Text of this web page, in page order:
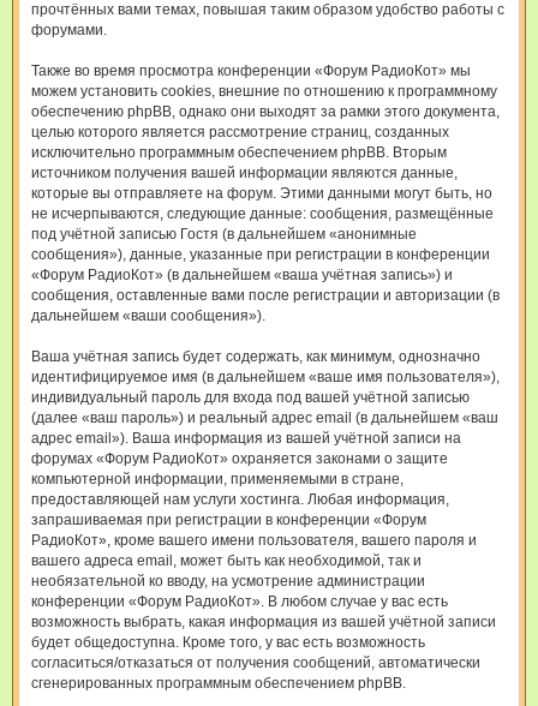
прочтённых вами темах, повышая таким образом удобство работы с
форумами.
Также во время просмотра конференции «Форум РадиоКот» мы
можем установить cookies, внешние по отношению к программному
обеспечению phpBB, однако они выходят за рамки этого документа,
целью которого является рассмотрение страниц, созданных
исключительно программным обеспечением phpBB. Вторым
источником получения вашей информации являются данные,
которые вы отправляете на форум. Этими данными могут быть, но
не исчерпываются, следующие данные: сообщения, размещённые
под учётной записью Гостя (в дальнейшем «анонимные
сообщения»), данные, указанные при регистрации в конференции
«Форум РадиоКот» (в дальнейшем «ваша учётная запись») и
сообщения, оставленные вами после регистрации и авторизации (в
дальнейшем «ваши сообщения»).
Ваша учётная запись будет содержать, как минимум, однозначно
идентифицируемое имя (в дальнейшем «ваше имя пользователя»),
индивидуальный пароль для входа под вашей учётной записью
(далее «ваш пароль») и реальный адрес email (в дальнейшем «ваш
адрес email»). Ваша информация из вашей учётной записи на
форумах «Форум РадиоКот» охраняется законами о защите
компьютерной информации, применяемыми в стране,
предоставляющей нам услуги хостинга. Любая информация,
запрашиваемая при регистрации в конференции «Форум
РадиоКот», кроме вашего имени пользователя, вашего пароля и
вашего адреса email, может быть как необходимой, так и
необязательной ко вводу, на усмотрение администрации
конференции «Форум РадиоКот». В любом случае у вас есть
возможность выбрать, какая информация из вашей учётной записи
будет общедоступна. Кроме того, у вас есть возможность
согласиться/отказаться от получения сообщений, автоматически
сгенерированных программным обеспечением phpBB.